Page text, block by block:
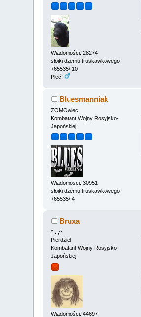
Wiadomości: 28274
słoiki dżemu truskawkowego
+65535/-10
Płeć:
Bluesmanniak
ZOMOwiec
Kombatant Wojny Rosyjsko-
Japońskiej
Wiadomości: 30951
słoiki dżemu truskawkowego
+65535/-4
Bruxa
^,..,^
Pierdziel
Kombatant Wojny Rosyjsko-
Japońskiej
Wiadomości: 44697